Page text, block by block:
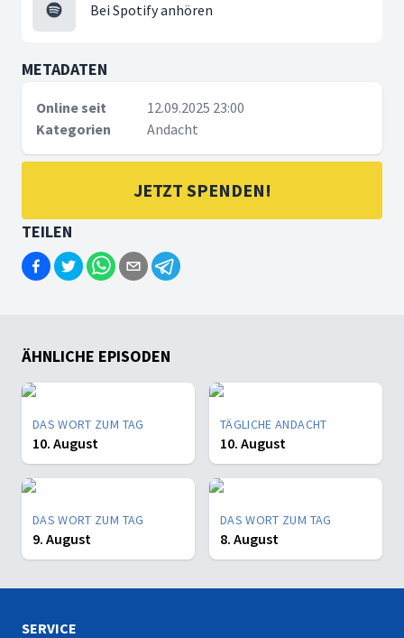
Bei Spotify anhören
METADATEN
Online seit
12.09.2025 23:00
Kategorien
Andacht
JETZT SPENDEN!
TEILEN
ÄHNLICHE EPISODEN
DAS WORT ZUM TAG
10. August
TÄGLICHE ANDACHT
10. August
DAS WORT ZUM TAG
9. August
DAS WORT ZUM TAG
8. August
SERVICE